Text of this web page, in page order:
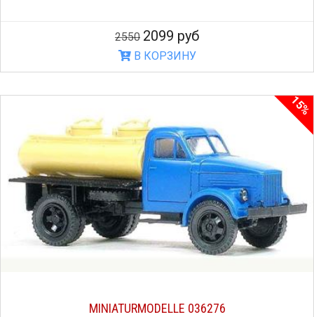
2550 2099 руб
В КОРЗИНУ
MINIATURMODELLE 036276
15%